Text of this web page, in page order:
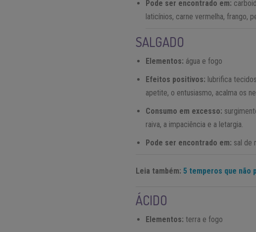
Pode ser encontrado em:
laticínios, carne vermelha, frango,
SALGADO
Elementos: água e fogo
Efeitos positivos: lubrifica
apetite, o entusiasmo, acalma os
Consumo em excesso:
raiva, a impaciência e a letargia.
Pode ser encontrado em: sal de
Leia também:5 temperos que não
ÁCIDO
Elementos: terra e fogo